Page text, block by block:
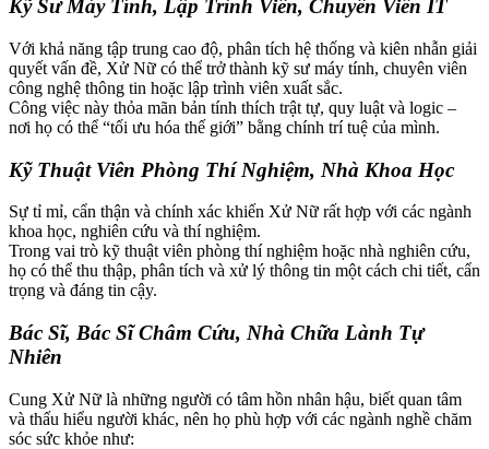
Kỹ Sư Máy Tính, Lập Trình Viên, Chuyên Viên IT
Với khả năng tập trung cao độ, phân tích hệ thống và kiên nhẫn giải
quyết vấn đề, Xử Nữ có thể trở thành kỹ sư máy tính, chuyên viên
công nghệ thông tin hoặc lập trình viên xuất sắc.
Công việc này thỏa mãn bản tính thích trật tự, quy luật và logic –
nơi họ có thể “tối ưu hóa thế giới” bằng chính trí tuệ của mình.
Kỹ Thuật Viên Phòng Thí Nghiệm, Nhà Khoa Học
Sự tỉ mỉ, cẩn thận và chính xác khiến Xử Nữ rất hợp với các ngành
khoa học, nghiên cứu và thí nghiệm.
Trong vai trò kỹ thuật viên phòng thí nghiệm hoặc nhà nghiên cứu,
họ có thể thu thập, phân tích và xử lý thông tin một cách chi tiết, cẩn
trọng và đáng tin cậy.
Bác Sĩ, Bác Sĩ Châm Cứu, Nhà Chữa Lành Tự
Nhiên
Cung Xử Nữ là những người có tâm hồn nhân hậu, biết quan tâm
và thấu hiểu người khác, nên họ phù hợp với các ngành nghề chăm
sóc sức khỏe như: